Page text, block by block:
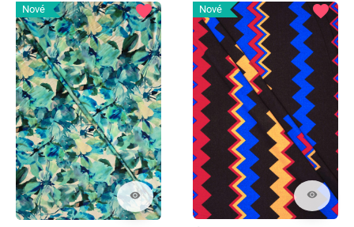
Nové
visibility
favorite Nové
visibility
favorite